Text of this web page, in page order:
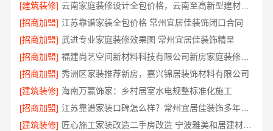
[建筑装修]
云南家庭装修设计全包价格，云南至高新型建材有限公司闭口合同
[招商加盟] 江苏靠谱家装全包价格 常州宜居佳装饰闭口合同
[招商加盟] 武进专业家庭装修效果图 常州宜居佳装饰精呈
[招商加盟]
福建尚艺空间新材料科技有限公司新房家庭装修硬装施工服务
[招商加盟] 秀洲区家装推荐新房，嘉兴锦居装饰材料有限公司
[建筑装修] 海南万赢饰家：乡村居室水电规整标准化施工
[招商加盟]
江苏靠谱家装口碑怎么样？常州宜居佳装饰多年积累信赖之选
[建筑装修]
匠心施工家装改造二手房改造 宁波雅美和居建材科技有限公司